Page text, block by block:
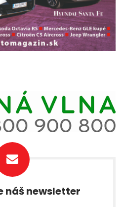
náš newsletter